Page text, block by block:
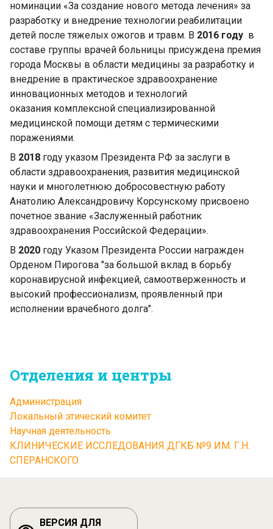
номинации «За создание нового метода лечения» за
разработку и внедрение технологии реабилитации
детей после тяжелых ожогов и травм. В 2016 году в
составе группы врачей больницы присуждена премия
города Москвы в области медицины за разработку и
внедрение в практическое здравоохранение
инновационных методов и технологий
оказания комплексной специализированной
медицинской помощи детям с термическими
поражениями.
В 2018 году указом Президента РФ за заслуги в
области здравоохранения, развития медицинской
науки и многолетнюю добросовестную работу
Анатолию Александровичу Корсунскому присвоено
почетное звание «Заслуженный работник
здравоохранения Российской Федерации».
В 2020 году Указом Президента России награжден
Орденом Пирогова "за большой вклад в борьбу
коронавирусной инфекцией, самоотверженность и
высокий профессионализм, проявленный при
исполнении врачебного долга".
Отделения и центры
Администрация
Локальный этический комитет
Научная деятельность
КЛИНИЧЕСКИЕ ИССЛЕДОВАНИЯ ДГКБ №9 ИМ. Г.Н.
СПЕРАНСКОГО
ВЕРСИЯ ДЛЯ